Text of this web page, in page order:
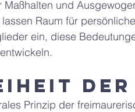
Maßhalten und
Raum für
ein, diese
Prinzip der